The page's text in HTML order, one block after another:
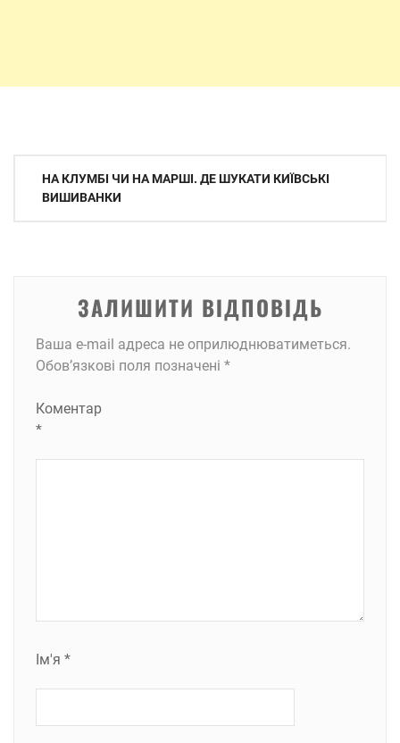
Навігація
записів
НА КЛУМБІ ЧИ НА МАРШІ. ДЕ ШУКАТИ КИЇВСЬКІ
ВИШИВАНКИ
ЗАЛИШИТИ ВІДПОВІДЬ
Ваша e-mail адреса не оприлюднюватиметься.
Обов’язкові поля позначені *
Коментар
*
Ім'я *